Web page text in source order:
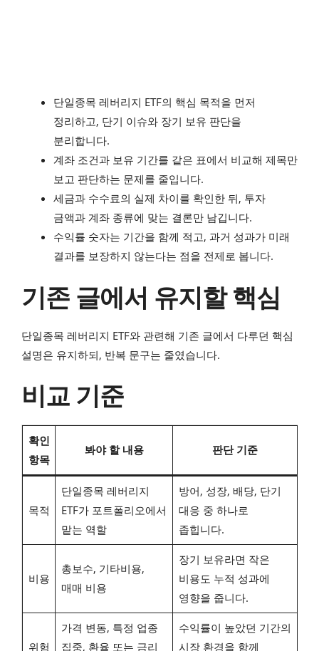
단일종목 레버리지 ETF의 핵심 목적을 먼저
정리하고, 단기 이슈와 장기 보유 판단을
분리합니다.
계좌 조건과 보유 기간를 같은 표에서 비교해 제목만
보고 판단하는 문제를 줄입니다.
세금과 수수료의 실제 차이를 확인한 뒤, 투자
금액과 계좌 종류에 맞는 결론만 남깁니다.
수익률 숫자는 기간을 함께 적고, 과거 성과가 미래
결과를 보장하지 않는다는 점을 전제로 봅니다.
기존 글에서 유지할 핵심
단일종목 레버리지 ETF와 관련해 기존 글에서 다루던 핵심
설명은 유지하되, 반복 문구는 줄였습니다.
비교 기준
확인
항목
봐야 할 내용 판단 기준
목적
단일종목 레버리지
ETF가 포트폴리오에서
맡는 역할
방어, 성장, 배당, 단기
대응 중 하나로
좁힙니다.
비용
총보수, 기타비용,
매매 비용
장기 보유라면 작은
비용도 누적 성과에
영향을 줍니다.
위험
가격 변동, 특정 업종
집중, 환율 또는 금리
수익률이 높았던 기간의
시장 환경을 함께